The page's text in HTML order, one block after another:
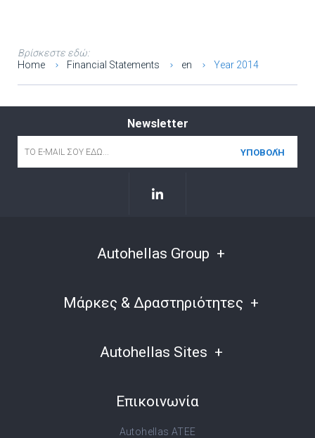
Βρίσκεστε εδώ:
Home
Financial Statements en Year 2014
Newsletter
Autohellas Group
Μάρκες & Δραστηριότητες
Autohellas Sites
Επικοινωνία
Autohellas ATEE